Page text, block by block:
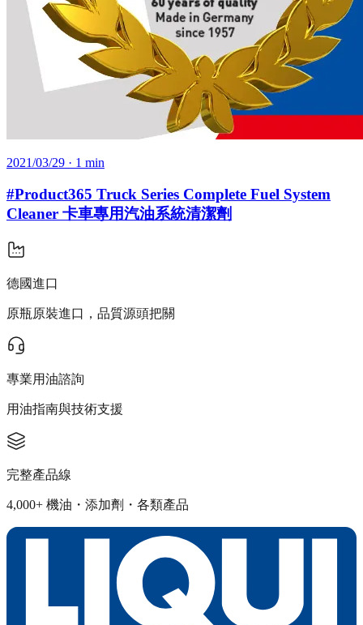
2021/03/29 · 1 min
#Product365 Truck Series Complete Fuel System
Cleaner 卡車專用汽油系統清潔劑
德國進口
原瓶原裝進口，品質源頭把關
專業用油諮詢
用油指南與技術支援
完整產品線
4,000+ 機油・添加劑・各類產品